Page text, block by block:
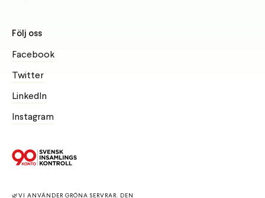
Följ oss
Facebook
Twitter
LinkedIn
Instagram
🌿VI ANVÄNDER GRÖNA SERVRAR. DEN